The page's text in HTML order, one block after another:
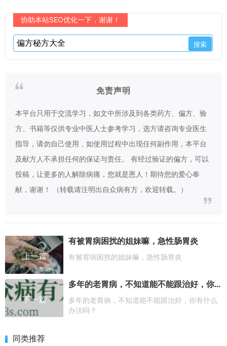
协助本站SEO优化一下，谢谢！
免责声明
本平台只用于交流学习，如文中所涉及到各类药方、偏方、验
方、书籍等仅供专业中医人士参考学习，选方请咨询专业医生
指导，请勿自己使用，如使用过程中出现任何副作用，本平台
及献方人不承担任何的保证与责任。 有经过验证的偏方，可以
投稿，让更多的人解除病痛，您就是恩人！期待您的爱心奉
献，谢谢！ （转载请注明出自众病有方，欢迎转载。）
上一篇
有被胃病困扰的姐妹嘛，急性肠胃炎
有被胃病困扰的姐妹嘛，急性肠胃炎
下一篇
多年的老胃病，不知道能不能跟治好，你有什么办法吗？
多年的老胃病，不知道能不能跟治好，你有什么
办法吗？
同类推荐